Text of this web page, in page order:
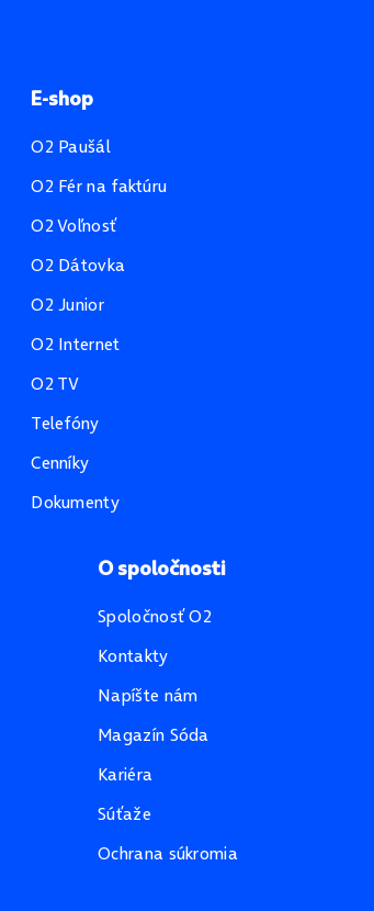
E-shop
O2 Paušál
O2 Fér na faktúru
O2 Voľnosť
O2 Dátovka
O2 Junior
O2 Internet
O2 TV
Telefóny
Cenníky
Dokumenty
O spoločnosti
Spoločnosť O2
Kontakty
Napíšte nám
Magazín Sóda
Kariéra
Súťaže
Ochrana súkromia